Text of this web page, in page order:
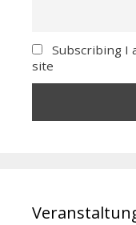
Subscribing I
site